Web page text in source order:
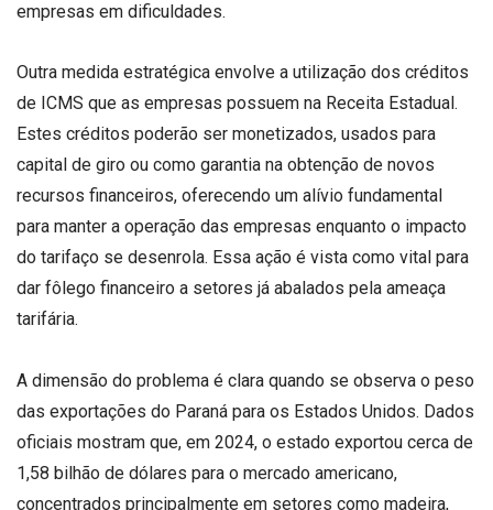
empresas em dificuldades.
Outra medida estratégica envolve a utilização dos créditos
de ICMS que as empresas possuem na Receita Estadual.
Estes créditos poderão ser monetizados, usados para
capital de giro ou como garantia na obtenção de novos
recursos financeiros, oferecendo um alívio fundamental
para manter a operação das empresas enquanto o impacto
do tarifaço se desenrola. Essa ação é vista como vital para
dar fôlego financeiro a setores já abalados pela ameaça
tarifária.
A dimensão do problema é clara quando se observa o peso
das exportações do Paraná para os Estados Unidos. Dados
oficiais mostram que, em 2024, o estado exportou cerca de
1,58 bilhão de dólares para o mercado americano,
concentrados principalmente em setores como madeira,